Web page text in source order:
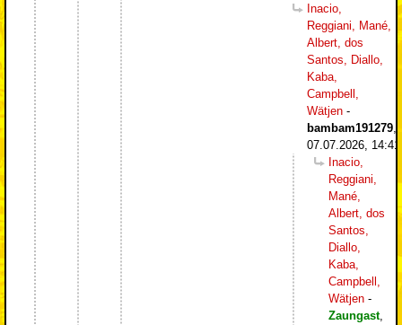
Inacio,
Reggiani, Mané,
Albert, dos
Santos, Diallo,
Kaba,
Campbell,
Wätjen -
bambam191279,
07.07.2026, 14:41
Inacio,
Reggiani,
Mané,
Albert, dos
Santos,
Diallo,
Kaba,
Campbell,
Wätjen -
Zaungast,